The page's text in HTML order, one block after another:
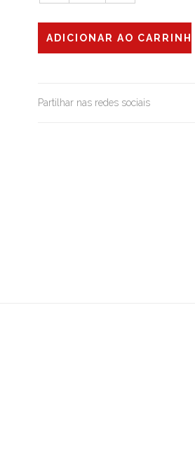
Partilhar nas redes sociais